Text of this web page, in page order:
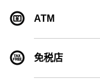
ATM
免税店